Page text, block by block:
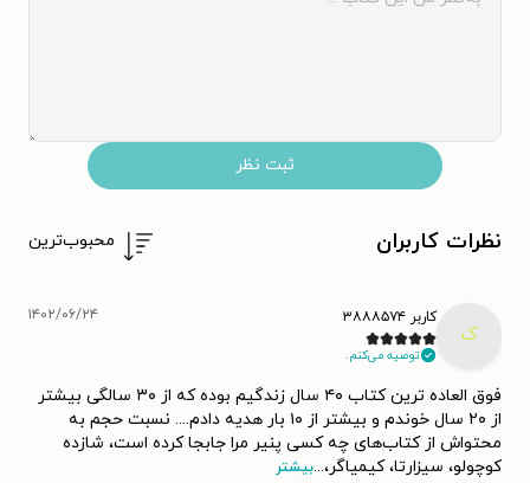
ثبت نظر
نظرات کاربران محبوب‌ترین
ک
کاربر ۳۸۸۸۵۷۴
توصیه می‌کنم.
۱۴۰۲/۰۶/۲۴
فوق العاده ترین کتاب ۴۰ سال زندگیم بوده که از ۳۰ سالگی بیشتر
از ۲۰ سال خوندم و بیشتر از ۱۰ بار هدیه دادم.... نسبت حجم به
محتواش از کتاب‌های چه کسی پنیر مرا جابجا کرده است، شازده
کوچولو، سیزارتا، کیمیاگر،...بیشتر